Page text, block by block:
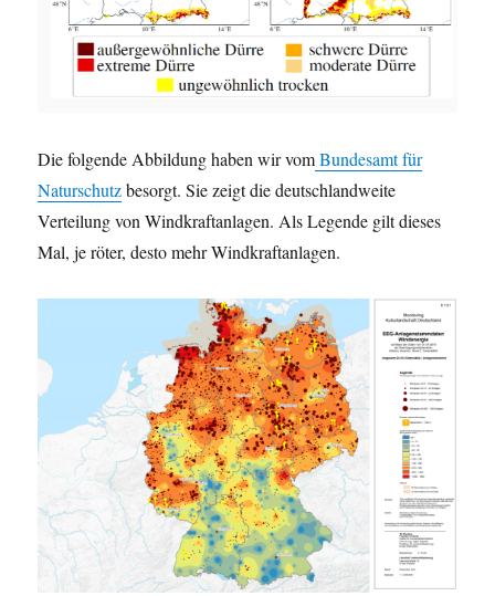
Die folgende Abbildung haben wir vomBundesamt für
Naturschutzbesorgt. Sie zeigt die deutschlandweite
Verteilung von Windkraftanlagen. Als Legende gilt dieses
Mal, je röter, desto mehr Windkraftanlagen.